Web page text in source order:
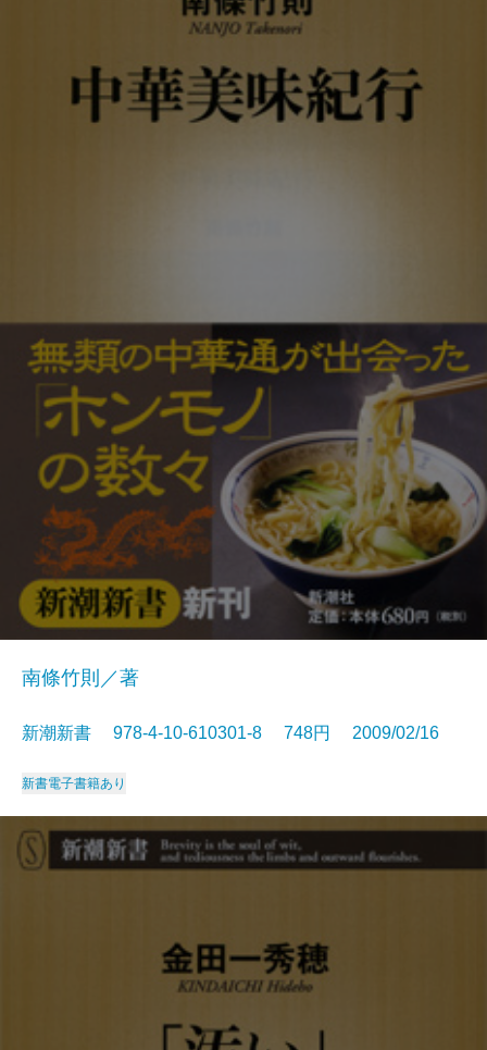
南條竹則／著
新潮新書 978-4-10-610301-8 748円 2009/02/16
新書電子書籍あり